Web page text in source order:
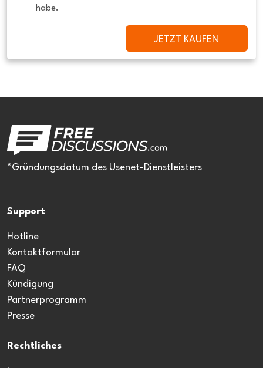
habe.
JETZT KAUFEN
*Gründungsdatum des Usenet-Dienstleisters
Support
Hotline
Kontaktformular
FAQ
Kündigung
Partnerprogramm
Presse
Rechtliches